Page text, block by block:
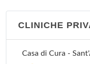
CLINICHE
Casa di Cura -